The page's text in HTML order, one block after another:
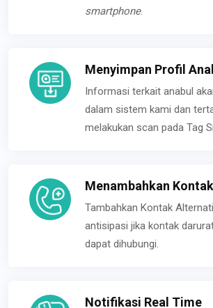
smartphone.
Menyimpan Profil
Informasi terkait anabul
dalam sistem kami dan
melakukan scan pada Tag
Menambahkan
Tambahkan Kontak
antisipasi jika kontak
dapat dihubungi.
Notifikasi Real Time